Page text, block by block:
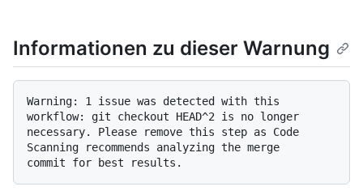
Informationen zu dieser Warnung
Warning: 1 issue was detected with this
workflow: git checkout HEAD^2 is no longer
necessary. Please remove this step as Code
Scanning recommends analyzing the merge